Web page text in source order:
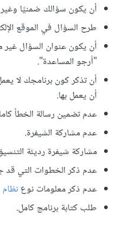
أن يكون سؤالك ضمنيًا
طرح السؤال في الموقع
أن يكون عنوان السؤال
"أرجو المساعدة".
أن تذكر كون برنامجك لا
أن يعمل بها.
عدم تضمين رسالة الخطأ
عدم مشاركة الشيفرة.
مشاركة شيفرة رديئة
عدم ذكر الخطوات التي قد
عدم ذكر معلومات نوع
طلب كتابة برنامج كامل.